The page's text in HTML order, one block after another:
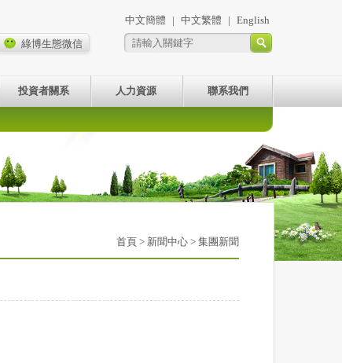
中文簡體 | 中文繁體 | English
綠博生態微信
投資者關系 人力資源 聯系我們
首頁 > 新聞中心 > 集團新聞